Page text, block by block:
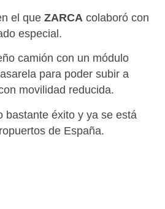
el que ZARCA colaboró con
especial.
camión con un módulo
para poder subir a
movilidad reducida.
bastante éxito y ya se está
de España.